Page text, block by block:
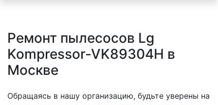
Ремонт пылесосов Lg
Kompressor-VK89304H в
Москве
Обращаясь в нашу организацию, будьте уверены на